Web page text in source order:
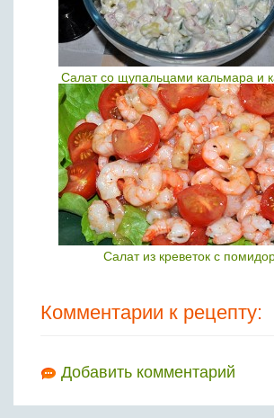
Салат со щупальцами кальмара и
Салат из креветок с
Комментарии к рецепту:
Добавить комментарий